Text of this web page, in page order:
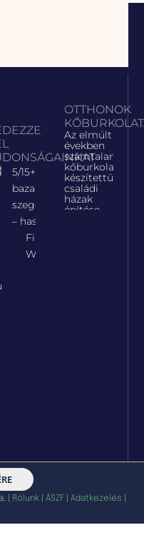
OTTHONOK
Az elmúlt
években
számtalan
kőburkolatot
készítettünk
családi
házak
építése
5/15+ cm
bazalt
szegélykő
– hasított
Fila
WET
| Rólunk ÁSZF Adatkezelés